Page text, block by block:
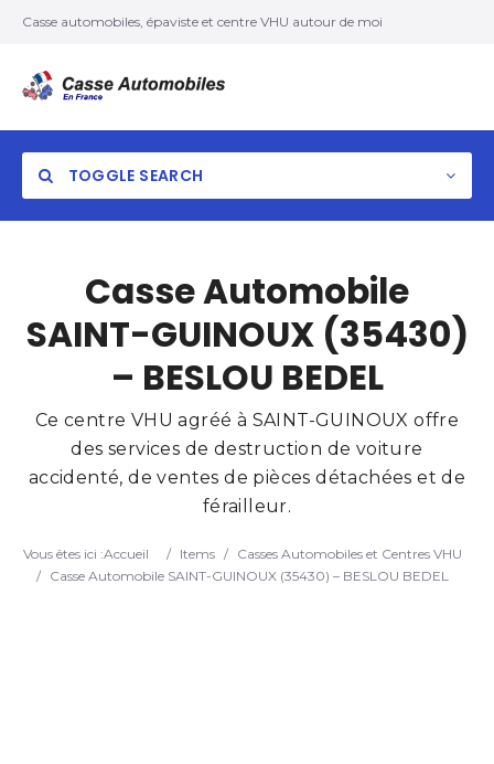
Casse automobiles, épaviste et centre VHU autour de moi
TOGGLE SEARCH
Casse Automobile
SAINT-GUINOUX (35430)
– BESLOU BEDEL
Ce centre VHU agréé à SAINT-GUINOUX offre
des services de destruction de voiture
accidenté, de ventes de pièces détachées et de
férailleur.
Vous êtes ici :Accueil / Items / Casses Automobiles et Centres VHU
/ Casse Automobile SAINT-GUINOUX (35430) – BESLOU BEDEL